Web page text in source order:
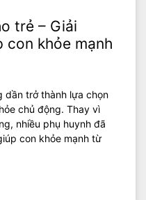
trẻ – Giải
con khỏe mạnh
dần trở thành lựa chọn
chủ động. Thay vì
nhiều phụ huynh đã
con khỏe mạnh từ